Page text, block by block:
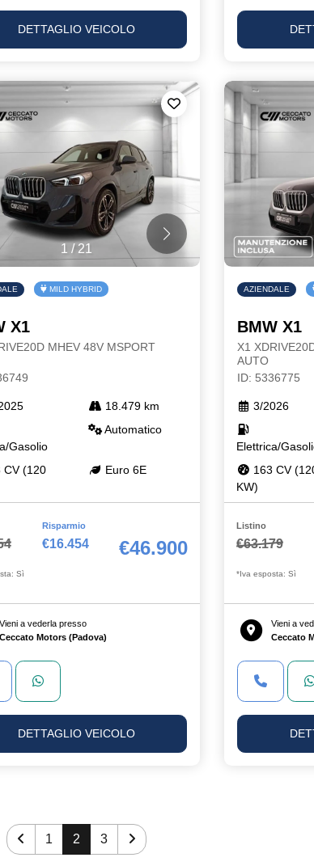
DETTAGLIO VEICOLO
1 / 21
MILD HYBRID
X1
MHEV 48V MSPORT
18.479 km
Gasolio
Automatico
CV (120
Euro 6E
Risparmio
€16.454 €46.900
Sì
Vieni a vederla presso
Ceccato Motors (Padova)
DETTAGLIO VEICOLO
AZIENDALE
BMW X1
X1
AUTO
ID: 5336775
3/2026
Elettrica/
163 CV
KW)
Listino
€63.179
*Iva esposta: Sì
Vieni a
Ceccato
1 2 3